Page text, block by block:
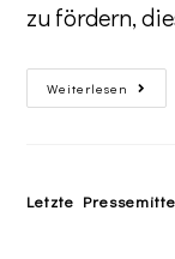
zu fördern,
Weiterlesen
Letzte